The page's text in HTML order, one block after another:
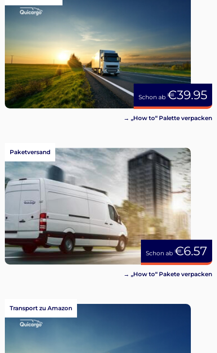
Schon ab €39.95
→ „How to“ Palette verpacken
Schon ab €6.57
Paketversand
→ „How to“ Pakete verpacken
Transport zu Amazon